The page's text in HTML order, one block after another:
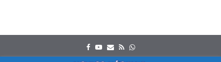
Facebook
Youtube
Email
RssWhatsapp